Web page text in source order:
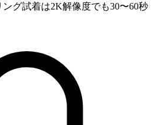
グ試着は2K解像度でも30〜60秒